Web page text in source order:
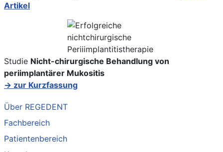
Artikel
Studie Nicht-chirurgische Behandlung von
periimplantärer Mukositis
→ zur Kurzfassung
Über REGEDENT
Fachbereich
Patientenbereich